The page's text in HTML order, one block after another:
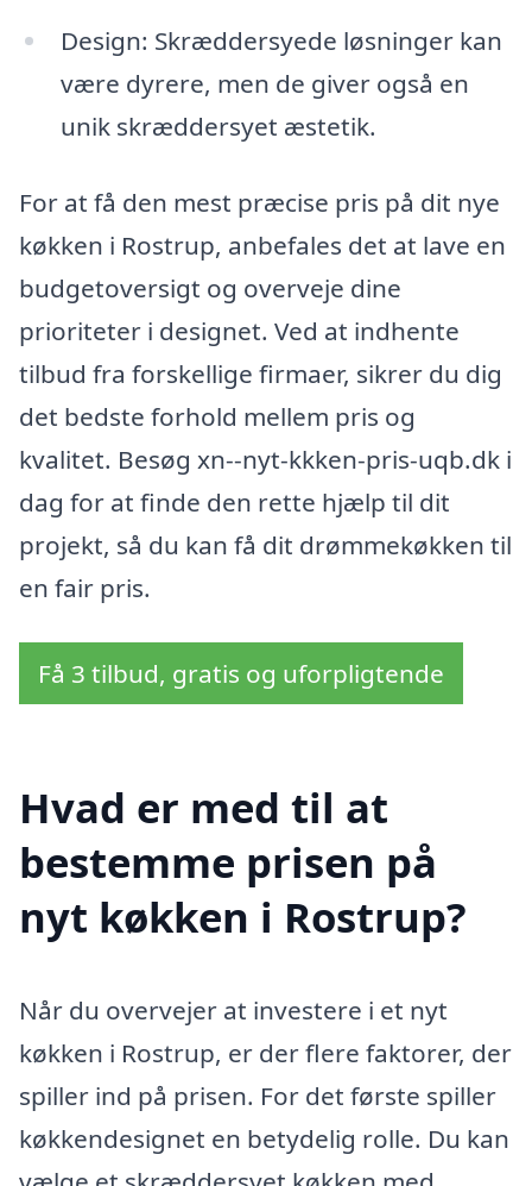
Design: Skræddersyede løsninger kan
være dyrere, men de giver også en
unik skræddersyet æstetik.
For at få den mest præcise pris på dit nye
køkken i Rostrup, anbefales det at lave en
budgetoversigt og overveje dine
prioriteter i designet. Ved at indhente
tilbud fra forskellige firmaer, sikrer du dig
det bedste forhold mellem pris og
kvalitet. Besøg xn--nyt-kkken-pris-uqb.dk i
dag for at finde den rette hjælp til dit
projekt, så du kan få dit drømmekøkken til
en fair pris.
Få 3 tilbud, gratis og uforpligtende
Hvad er med til at
bestemme prisen på
nyt køkken i Rostrup?
Når du overvejer at investere i et nyt
køkken i Rostrup, er der flere faktorer, der
spiller ind på prisen. For det første spiller
køkkendesignet en betydelig rolle. Du kan